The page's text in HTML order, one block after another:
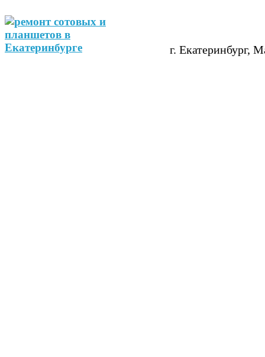
г. Екатеринбург,